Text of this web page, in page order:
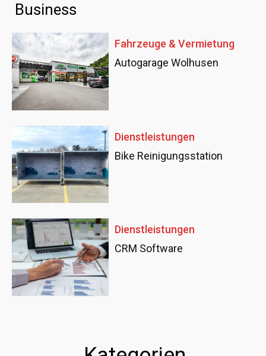
Business
Fahrzeuge & Vermietung
Autogarage Wolhusen
Dienstleistungen
Bike Reinigungsstation
Dienstleistungen
CRM Software